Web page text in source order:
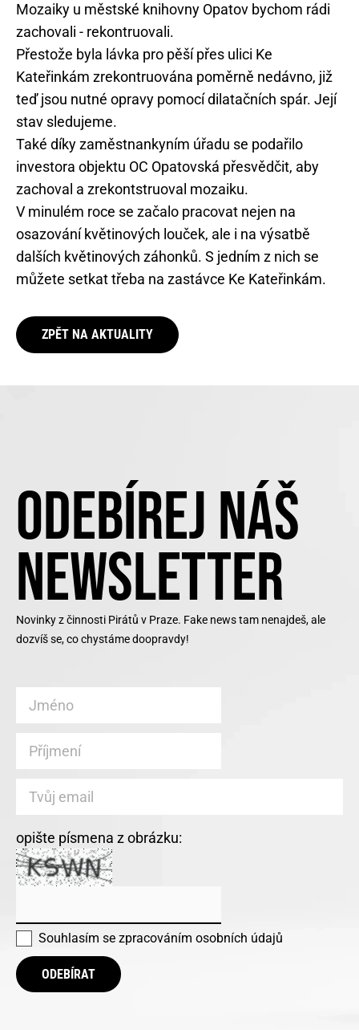
Mozaiky u městské knihovny Opatov bychom rádi
zachovali - rekontruovali.
Přestože byla lávka pro pěší přes ulici Ke
Kateřinkám zrekontruována poměrně nedávno, již
teď jsou nutné opravy pomocí dilatačních spár. Její
stav sledujeme.
Také díky zaměstnankyním úřadu se podařilo
investora objektu OC Opatovská přesvědčit, aby
zachoval a zrekontstruoval mozaiku.
V minulém roce se začalo pracovat nejen na
osazování květinových louček, ale i na výsatbě
dalších květinových záhonků. S jedním z nich se
můžete setkat třeba na zastávce Ke Kateřinkám.
ZPĚT NA AKTUALITY
ODEBÍREJ NÁŠ
NEWSLETTER
Novinky z činnosti Pirátů v Praze. Fake news tam nenajdeš, ale
dozvíš se, co chystáme doopravdy!
opište písmena z obrázku:
Souhlasím se zpracováním osobních údajů
ODEBÍRAT